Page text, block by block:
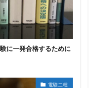
に一発合格するために
電験二種